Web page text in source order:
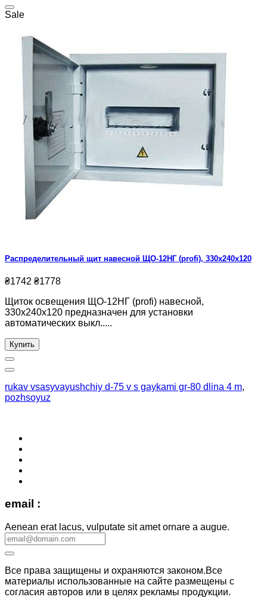
Sale
Распределительный щит навесной ЩО-12НГ (profi), 330х240х120
₴1742 ₴1778
Щиток освещения ЩО-12НГ (profi) навесной,
330х240х120 предназначен для установки
автоматических выкл.....
Купить
rukav vsasyvayushchiy d-75 v s gaykami gr-80 dlina 4 m,
pozhsoyuz
email :
Aenean erat lacus, vulputate sit amet ornare a augue.
Все права защищены и охраняются законом.Все
материалы использованные на сайте размещены с
согласия авторов или в целях рекламы продукции.